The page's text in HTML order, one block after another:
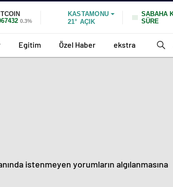
0.3%
KASTAMONU
21° AÇIK
SABAHA
SÜRE
Egitim Özel Haber ekstra
istenmeyen yorumların algılanmasına